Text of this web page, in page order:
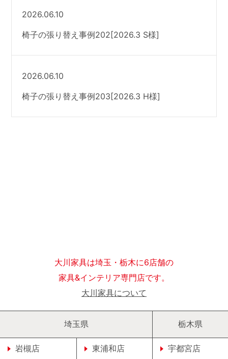
2026.06.10
椅子の張り替え事例202[2026.3 S様]
2026.06.10
椅子の張り替え事例203[2026.3 H様]
大川家具は埼玉・栃木に6店舗の
家具&インテリア専門店です。
大川家具について
埼玉県
岩槻店 東浦和店
栃木県
宇都宮店